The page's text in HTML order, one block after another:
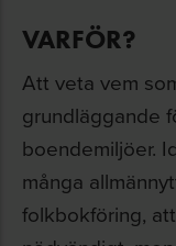
VARFÖR?
Att veta vem
grundläggande
boendemiljöer.
många
folkbokföring,